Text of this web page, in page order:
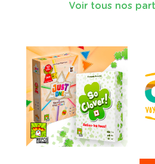
Voir tous nos